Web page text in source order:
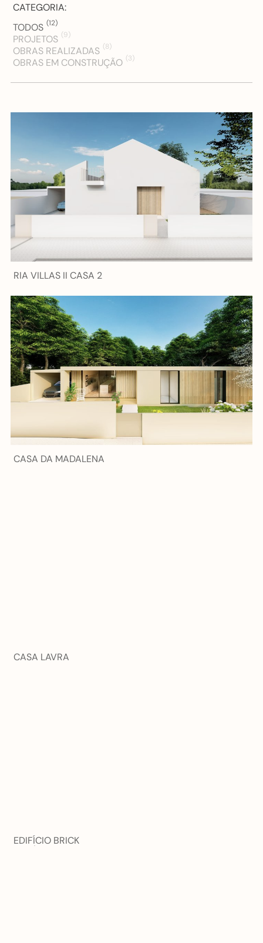
CATEGORIA:
TODOS (12)
PROJETOS (9)
OBRAS REALIZADAS (8)
OBRAS EM CONSTRUÇÃO (3)
RIA VILLAS II CASA 2
CASA DA MADALENA
CASA LAVRA
EDIFÍCIO BRICK